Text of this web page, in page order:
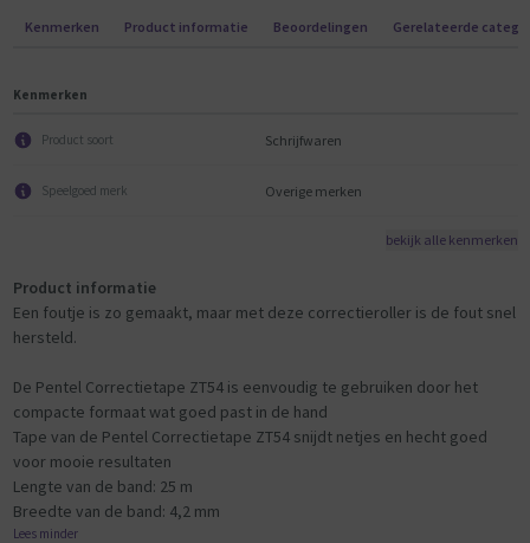
Kenmerken Product informatie Beoordelingen Gerelateerde
Kenmerken
Product soort Schrijfwaren
Speelgoed merk Overige merken
bekijk alle kenmerken
Product informatie
Een foutje is zo gemaakt, maar met deze correctieroller is de fout snel
hersteld.
De Pentel Correctietape ZT54 is eenvoudig te gebruiken door het
compacte formaat wat goed past in de hand
Tape van de Pentel Correctietape ZT54 snijdt netjes en hecht goed
voor mooie resultaten
Lengte van de band: 25 m
Breedte van de band: 4,2 mm
Lees minder